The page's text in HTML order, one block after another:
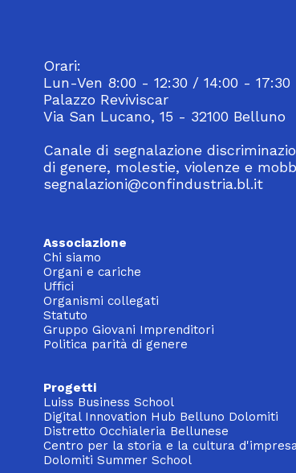
Orari:
Lun-Ven 8:00 - 12:30 / 14:00 - 17:30
Palazzo Reviviscar
Via San Lucano, 15 - 32100 Belluno
Canale di segnalazione
di genere, molestie, violenze e
segnalazioni@confindustria.bl.it
Associazione
Chi siamo
Organi e cariche
Uffici
Organismi collegati
Statuto
Gruppo Giovani Imprenditori
Politica parità di genere
Progetti
Luiss Business School
Digital Innovation Hub Belluno Dolomiti
Distretto Occhialeria Bellunese
Centro per la storia e la cultura
Dolomiti Summer School